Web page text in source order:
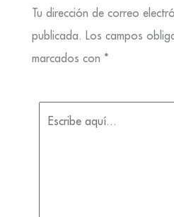
Tu dirección de correo
publicada. Los campos
marcados con *